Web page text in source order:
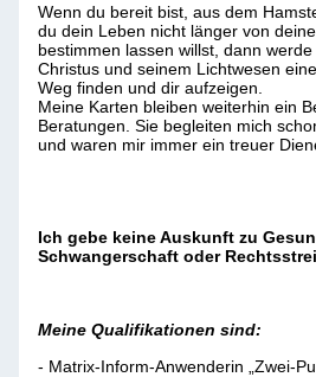
Wenn du bereit bist, aus dem
du dein Leben nicht länger von
bestimmen lassen willst, dann
Christus und seinem Lichtwesen
Weg finden und dir aufzeigen.
Meine Karten bleiben weiterhin ein
Beratungen. Sie begleiten mich
und waren mir immer ein treuer
Ich gebe keine Auskunft zu
Schwangerschaft oder
Meine Qualifikationen sind:
- Matrix-Inform-Anwenderin „Zwei-